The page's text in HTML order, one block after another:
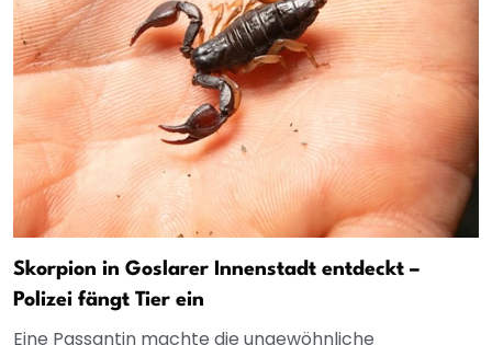
Skorpion in Goslarer Innenstadt entdeckt –
Polizei fängt Tier ein
Eine Passantin machte die ungewöhnliche